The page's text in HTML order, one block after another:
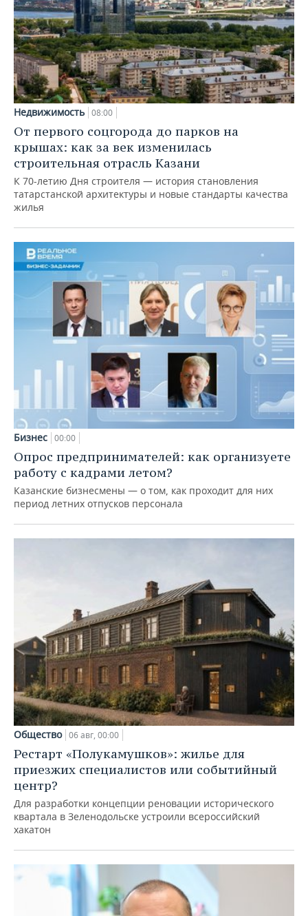
Недвижимость 08:00
От первого соцгорода до парков на
крышах: как за век изменилась
строительная отрасль Казани
К 70-летию Дня строителя — история становления
татарстанской архитектуры и новые стандарты качества
жилья
Бизнес 00:00
Опрос предпринимателей: как организуете
работу с кадрами летом?
Казанские бизнесмены — о том, как проходит для них
период летних отпусков персонала
Общество 06 авг, 00:00
Рестарт «Полукамушков»: жилье для
приезжих специалистов или событийный
центр?
Для разработки концепции реновации исторического
квартала в Зеленодольске устроили всероссийский
хакатон